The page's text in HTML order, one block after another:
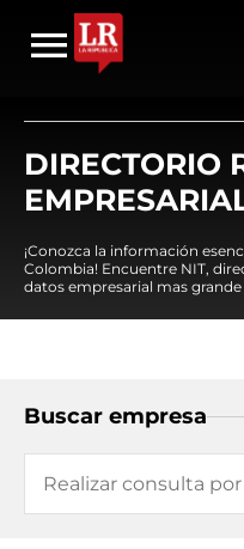
DIRECTORIO
¡Conozca la información
Colombia! Encuentre NIT,
datos empresarial mas grande
Buscar empresa